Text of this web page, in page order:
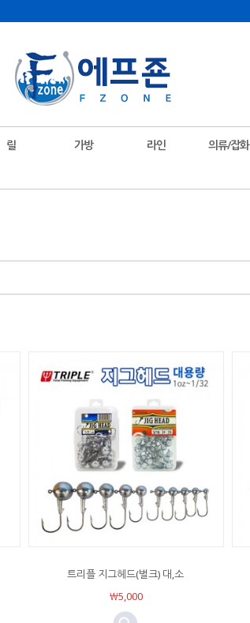
릴 가방 라인 의류/잡화
트리플 지그헤드(벌크) 대,소
￦5,000